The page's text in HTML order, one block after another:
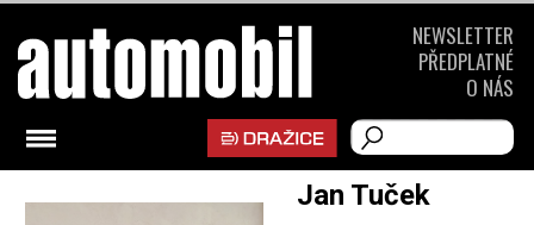
Jan Tuček
NEWSLETTER
PŘEDPLATNÉ
O NÁS